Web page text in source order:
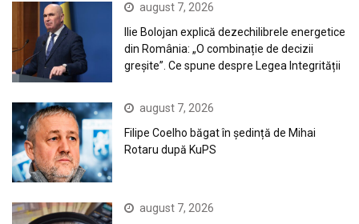
august 7, 2026
Ilie Bolojan explică dezechilibrele energetice
din România: „O combinație de decizii
greșite”. Ce spune despre Legea Integrității
august 7, 2026
Filipe Coelho băgat în ședință de Mihai
Rotaru după KuPS
august 7, 2026